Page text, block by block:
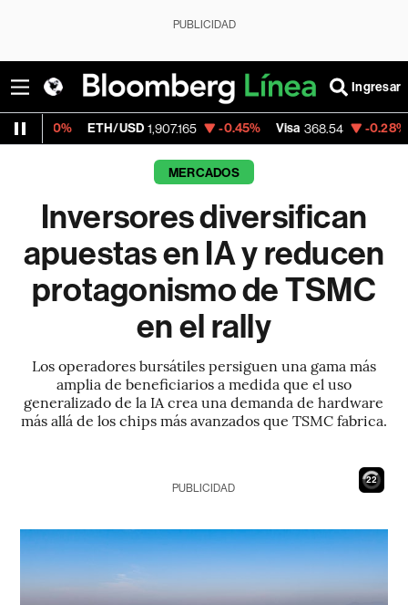
PUBLICIDAD
Ingresar
1,907.165 -0.45% Visa 368.54 -0.28% MercadoLibre
MERCADOS
Inversores diversifican
apuestas en IA y reducen
protagonismo de TSMC
en el rally
Los operadores bursátiles persiguen una gama más
amplia de beneficiarios a medida que el uso
generalizado de la IA crea una demanda de hardware
más allá de los chips más avanzados que TSMC fabrica.
21
PUBLICIDAD